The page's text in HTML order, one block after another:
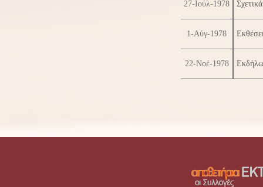
27-Ιούλ-1978
1-Αύγ-1978
22-Νοέ-1978